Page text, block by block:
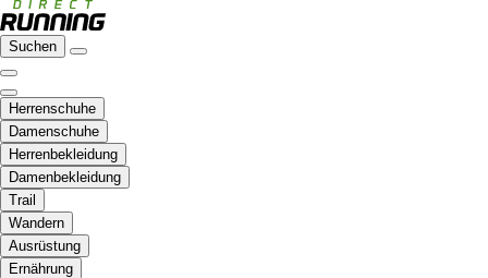
Suchen
Herrenschuhe
Damenschuhe
Herrenbekleidung
Damenbekleidung
Trail
Wandern
Ausrüstung
Ernährung